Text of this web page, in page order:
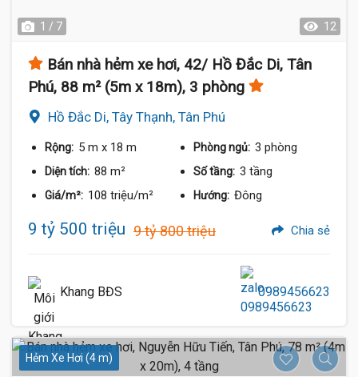
1 / 7 12
Bán nhà hẻm xe hơi, 42/ Hồ Đắc Di, Tân
Phú, 88 m² (5m x 18m), 3 phòng
Hồ Đắc Di, Tây Thạnh, Tân Phú
Rộng: 5 m x 18 m Phòng ngủ: 3 phòng
Diện tích: 88 m² Số tầng: 3 tầng
Giá/m²: 108 triệu/m² Hướng: Đông
9 tỷ 500 triệu 9 tỷ 800 triệu Chia sẻ
Khang BĐS 0989456623
Hẻm Xe Hơi (4 m)